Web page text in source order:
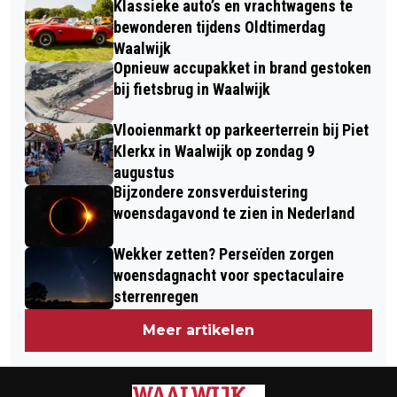
31)
VERRIJKEN LANDSCHAP
BEDRIJVENPARK HAVEN
Klassieke auto’s en vrachtwagens te
bewonderen tijdens Oldtimerdag
Waalwijk
Opnieuw accupakket in brand gestoken
bij fietsbrug in Waalwijk
Vlooienmarkt op parkeerterrein bij Piet
Klerkx in Waalwijk op zondag 9
augustus
Bijzondere zonsverduistering
woensdagavond te zien in Nederland
Wekker zetten? Perseïden zorgen
woensdagnacht voor spectaculaire
sterrenregen
Meer artikelen